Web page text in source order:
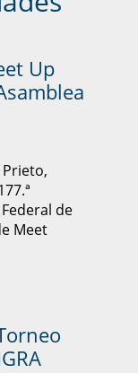
Up
Prieto,
de
Meet